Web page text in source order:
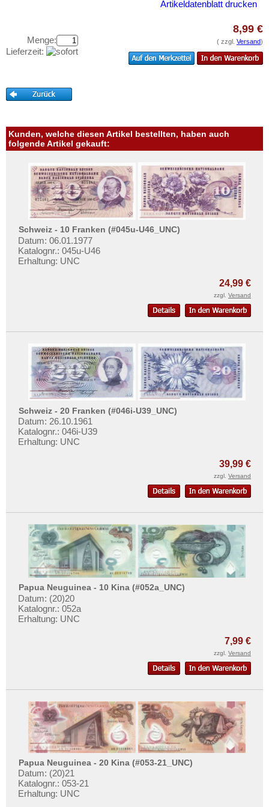
Kataloge
Kontakt
Informationen
Preislisten
Ankauf
Erhaltungsgrade
Gratisbanknoten
FAQ
Privatsphäre und Datenschutz
Widerrufsbelehrung
Liefer- und Versandkosten
AGB
Impressum
Artikeldatenblatt drucken
Menge:
Lieferzeit:
8,99 €
( zzgl. Versand)
Kunden, welche diesen Artikel bestellten, haben auch
folgende Artikel gekauft:
Schweiz - 10 Franken (#045u-U46_UNC)
Datum: 06.01.1977
Katalognr.: 045u-U46
Erhaltung: UNC
24,99 €
zzgl. Versand
Schweiz - 20 Franken (#046i-U39_UNC)
Datum: 26.10.1961
Katalognr.: 046i-U39
Erhaltung: UNC
39,99 €
zzgl. Versand
Papua Neuguinea - 10 Kina (#052a_UNC)
Datum: (20)20
Katalognr.: 052a
Erhaltung: UNC
7,99 €
zzgl. Versand
Papua Neuguinea - 20 Kina (#053-21_UNC)
Datum: (20)21
Katalognr.: 053-21
Erhaltung: UNC